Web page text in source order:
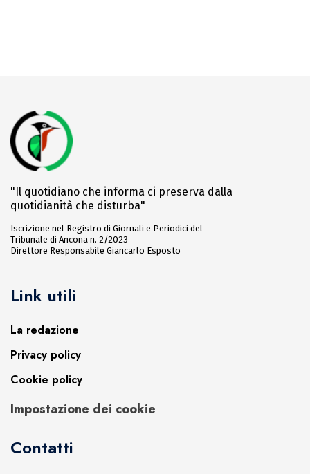
"Il quotidiano che informa ci preserva dalla
quotidianità che disturba"
Iscrizione nel Registro di Giornali e Periodici del
Tribunale di Ancona n. 2/2023
Direttore Responsabile Giancarlo Esposto
Link utili
La redazione
Privacy policy
Cookie policy
Impostazione dei cookie
Contatti